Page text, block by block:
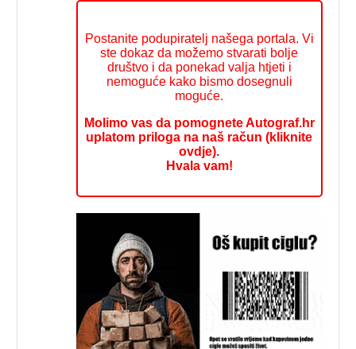
Postanite podupiratelj našega portala. Vi
ste dokaz da možemo stvarati bolje
društvo i da ponekad valja htjeti i
nemoguće kako bismo dosegnuli
moguće.
Molimo vas da pomognete Autograf.hr
uplatom priloga na naš račun (kliknite
ovdje).
Hvala vam!